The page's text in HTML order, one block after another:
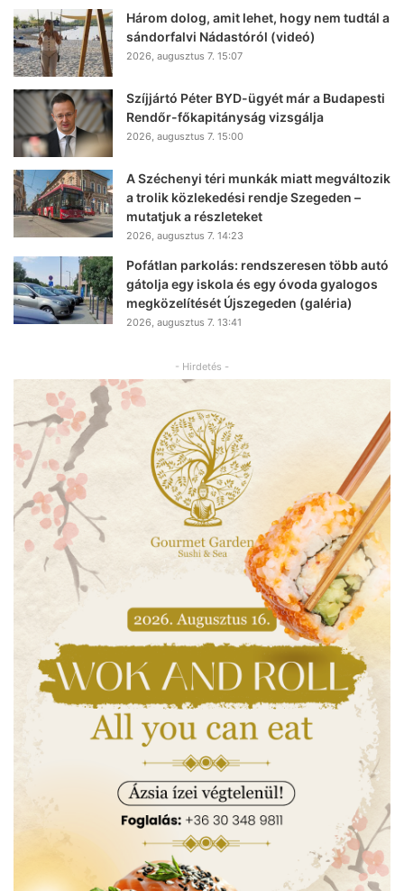
Három dolog, amit lehet, hogy nem tudtál a
sándorfalvi Nádastóról (videó)
2026, augusztus 7. 15:07
Szíjjártó Péter BYD-ügyét már a Budapesti
Rendőr-főkapitányság vizsgálja
2026, augusztus 7. 15:00
A Széchenyi téri munkák miatt megváltozik
a trolik közlekedési rendje Szegeden –
mutatjuk a részleteket
2026, augusztus 7. 14:23
Pofátlan parkolás: rendszeresen több autó
gátolja egy iskola és egy óvoda gyalogos
megközelítését Újszegeden (galéria)
2026, augusztus 7. 13:41
- Hirdetés -